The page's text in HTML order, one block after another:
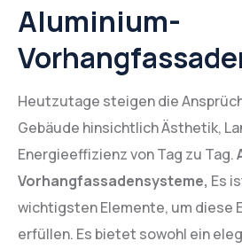
Aluminium-
Heutzutage steigen die
Gebäude hinsichtlich Ästhetik,
Energieeffizienz von Tag zu Tag.
Vorhangfassadensysteme, Es
wichtigsten Elemente, um diese
erfüllen. Es bietet sowohl ein